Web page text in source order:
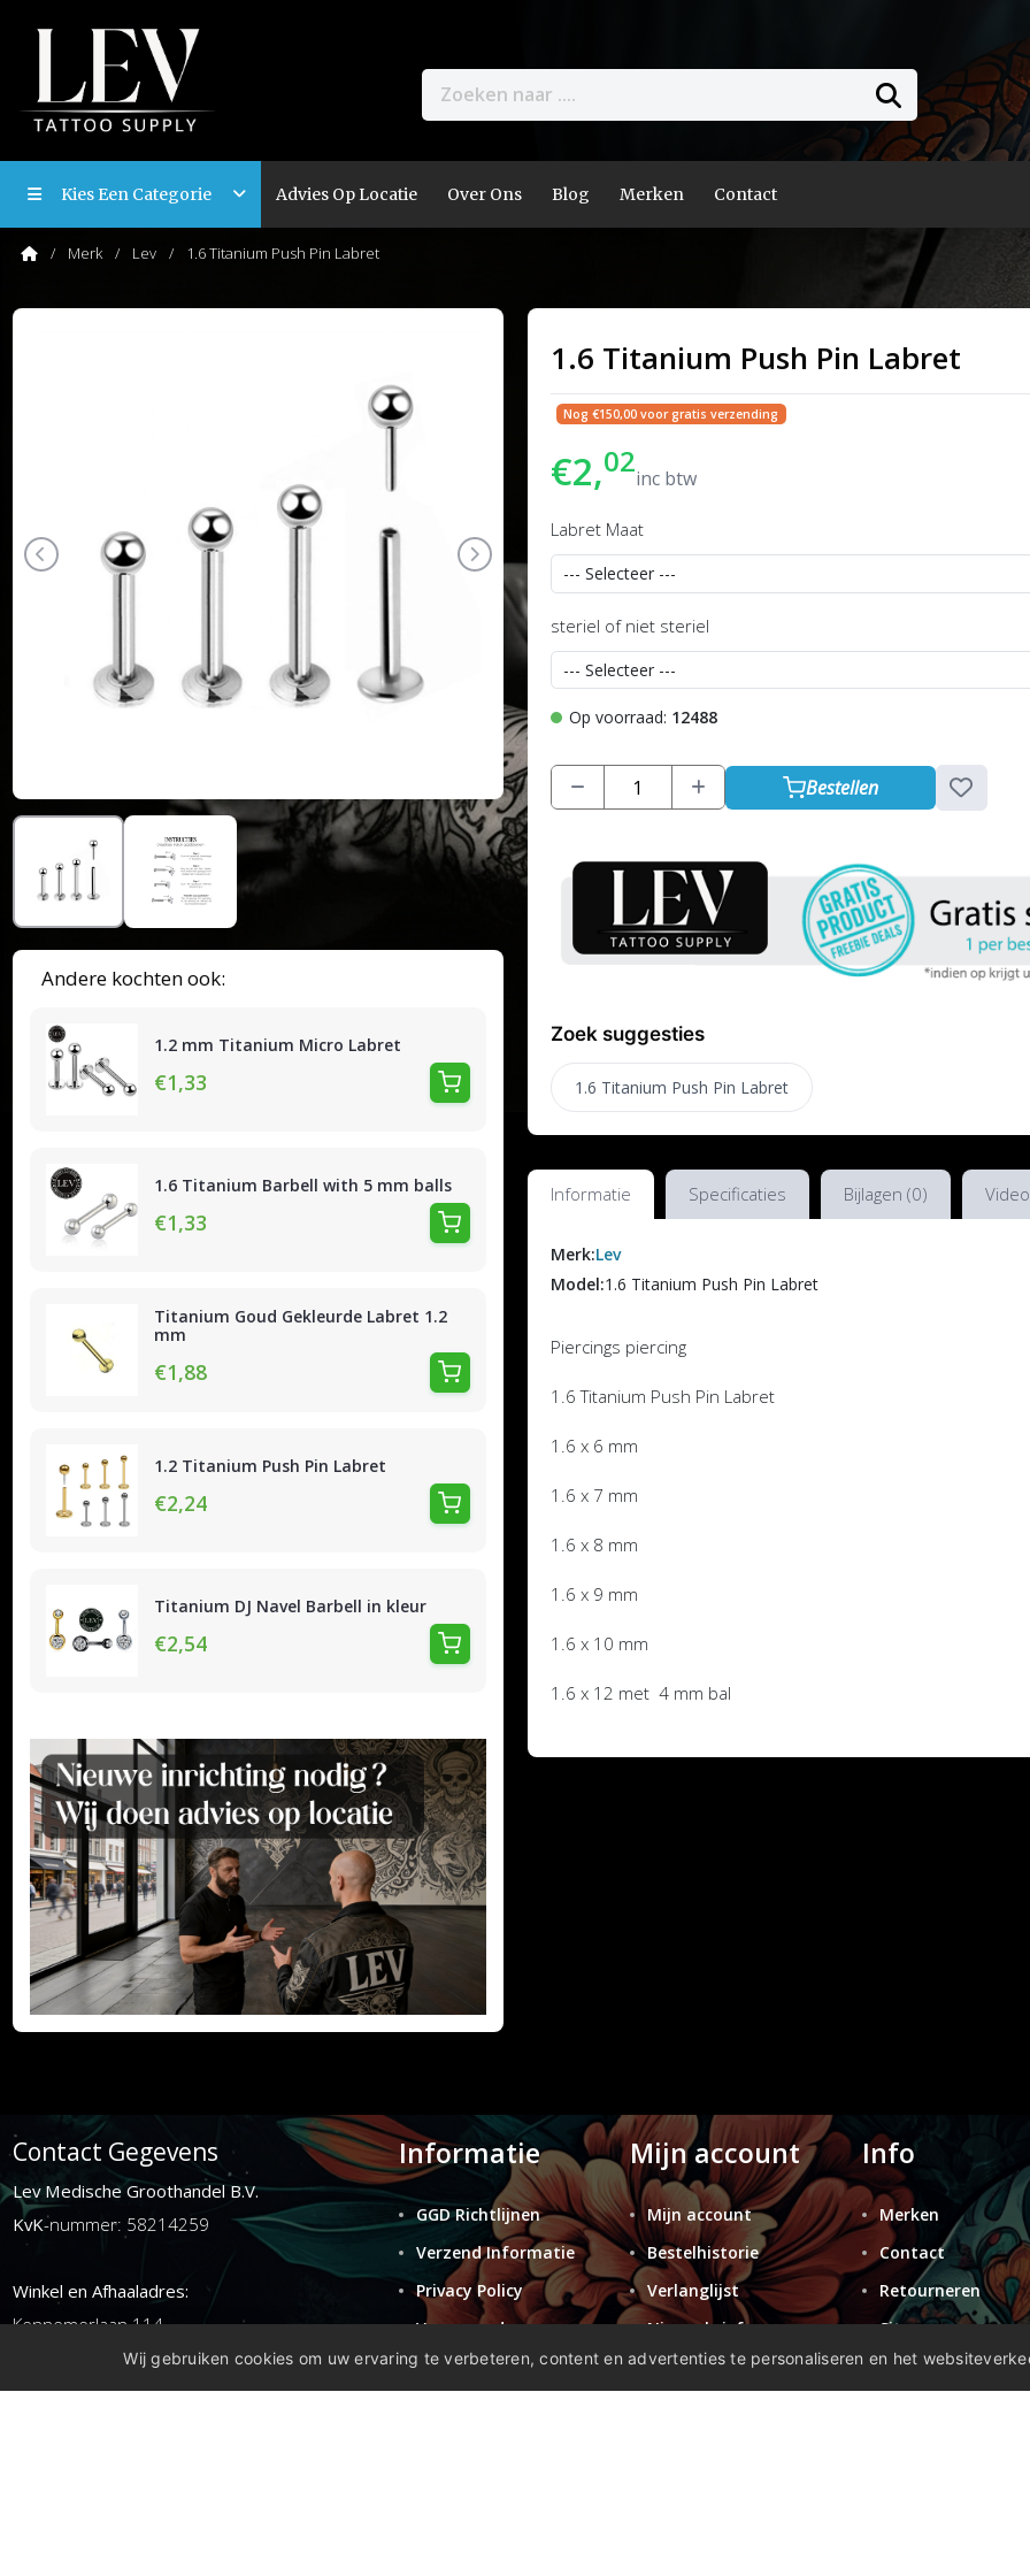
Kies Een Categorie Advies Op Locatie Over Ons Blog Merken Contact
Merk Lev 1.6 Titanium Push Pin Labret
Andere kochten ook:
1.2 mm Titanium Micro Labret
€1,33
1.6 Titanium Barbell with 5 mm balls
€1,33
Titanium Goud Gekleurde Labret 1.2
mm
€1,88
1.2 Titanium Push Pin Labret
€2,24
Titanium DJ Navel Barbell in kleur
€2,54
1.6 Titanium Push Pin Labret
Nog €150,00 voor gratis verzending
€2,02inc btw
Labret Maat
steriel of niet steriel
Op voorraad: 12488
Bestellen
Zoek suggesties
1.6 Titanium Push Pin Labret
Informatie Specificaties Bijlagen (0)
Merk:Lev
Model:1.6 Titanium Push Pin Labret
Piercings piercing
1.6 Titanium Push Pin Labret
1.6 x 6 mm
1.6 x 7 mm
1.6 x 8 mm
1.6 x 9 mm
1.6 x 10 mm
1.6 x 12 met 4 mm bal
Contact Gegevens
Lev Medische Groothandel B.V.
KvK-nummer: 58214259
Winkel en Afhaaladres:
Kennemerlaan 114
1972ER ijmuiden
Informatie
GGD Richtlijnen
Verzend Informatie
Privacy Policy
Voorwaarden
Retouren
Mijn account
Mijn account
Bestelhistorie
Verlanglijst
Nieuwsbrief
Info
Merken
Contact
Retourneren
Sitemap
Wij gebruiken cookies om uw ervaring te verbeteren, content en advertenties te personaliseren en het